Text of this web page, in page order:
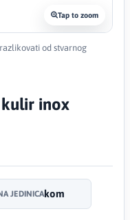
Tap to zoom
od stvarnog
kulir inox
JEDINICAkom